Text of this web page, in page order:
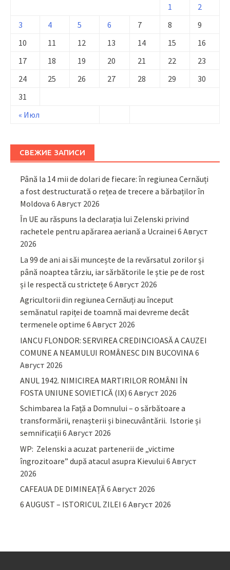
« Июл
1
2
3
4 5 6 7 8
9
10
11 12 13 14 15
16
17
18 19 20 21 22
23
24
25 26 27 28 29
30
31
СВЕЖИЕ ЗАПИСИ
Până la 14 mii de dolari de fiecare: în regiunea Cernăuți
a fost destructurată o rețea de trecere a bărbaților în
Moldova 6 Август 2026
În UE au răspuns la declarația lui Zelenski privind
rachetele pentru apărarea aeriană a Ucrainei 6 Август
2026
La 99 de ani ai săi muncește de la revărsatul zorilor și
până noaptea târziu, iar sărbătorile le știe pe de rost
și le respectă cu strictețe 6 Август 2026
Agricultorii din regiunea Cernăuți au început
semănatul rapiței de toamnă mai devreme decât
termenele optime 6 Август 2026
IANCU FLONDOR: SERVIREA CREDINCIOASĂ A CAUZEI
COMUNE A NEAMULUI ROMÂNESC DIN BUCOVINA6
Август 2026
ANUL 1942. NIMICIREA MARTIRILOR ROMÂNI ÎN
FOSTA UNIUNE SOVIETICĂ (IX) 6 Август 2026
Schimbarea la Față a Domnului – o sărbătoare a
transformării, renașterii și binecuvântării. Istorie și
semnificații 6 Август 2026
WP: Zelenski a acuzat partenerii de „victime
îngrozitoare” după atacul asupra Kievului 6 Август
2026
CAFEAUA DE DIMINEAȚĂ6 Август 2026
6 AUGUST – ISTORICUL ZILEI 6 Август 2026